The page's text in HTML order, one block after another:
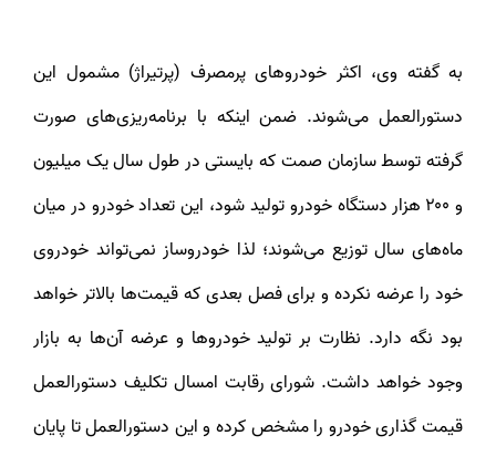
به گفته وی، اکثر خودروهای پرمصرف (پرتیراژ) مشمول این
دستورالعمل می‌شوند. ضمن اینکه با برنامه‌ریزی‌های صورت
گرفته توسط سازمان صمت که بایستی در طول سال یک میلیون
و ۲۰۰ هزار دستگاه خودرو تولید شود، این تعداد خودرو در میان
ماه‌های سال توزیع می‌شوند؛ لذا خودروساز نمی‌تواند خودروی
خود را عرضه نکرده و برای فصل بعدی که قیمت‌ها بالاتر خواهد
بود نگه دارد. نظارت بر تولید خودروها و عرضه آن‌ها به بازار
وجود خواهد داشت. شورای رقابت امسال تکلیف دستورالعمل
قیمت گذاری خودرو را مشخص کرده و این دستورالعمل تا پایان